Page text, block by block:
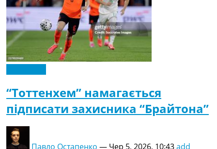
“Тоттенхем” намагається
підписати захисника “Брайтона”
Павло Остапенко — Чер 5, 2026, 10:43add